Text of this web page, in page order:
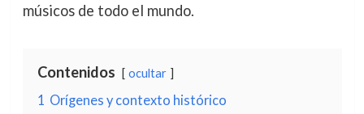
músicos de todo el mundo.
Contenidos ocultar
1 Orígenes y contexto histórico